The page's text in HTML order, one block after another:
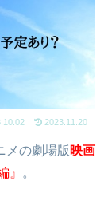
2023.11.20
メの劇場版 映画
』
。